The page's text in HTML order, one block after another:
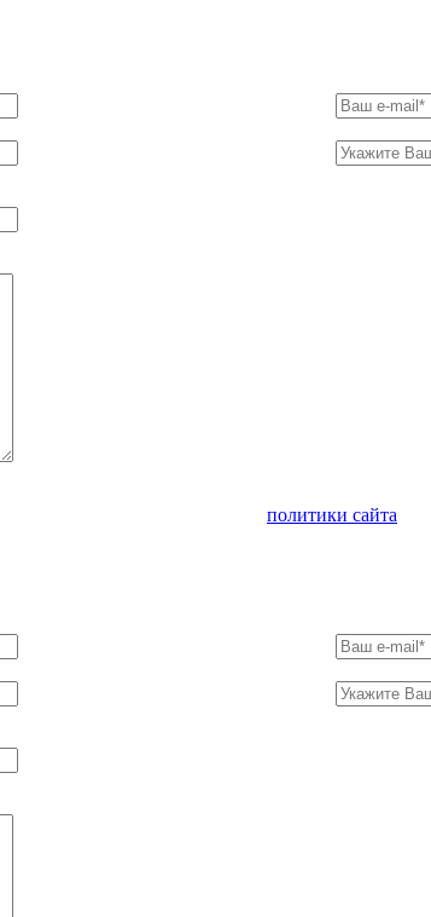
политики сайта